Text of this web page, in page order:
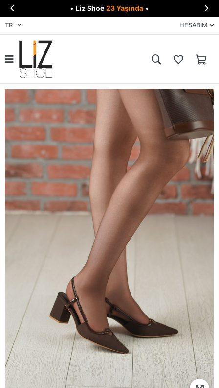
 • Liz Shoe 23 Yaşında • 
TR HESABIM